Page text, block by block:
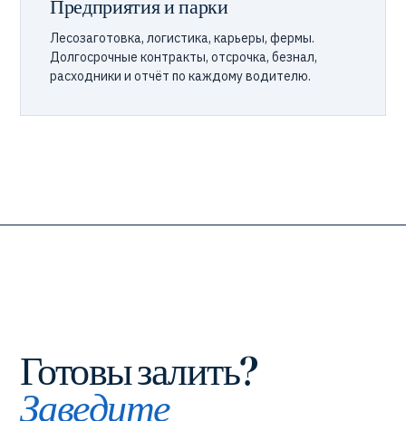
Предприятия и парки
Лесозаготовка, логистика, карьеры, фермы.
Долгосрочные контракты, отсрочка, безнал,
расходники и отчёт по каждому водителю.
Готовы залить?
Заведите